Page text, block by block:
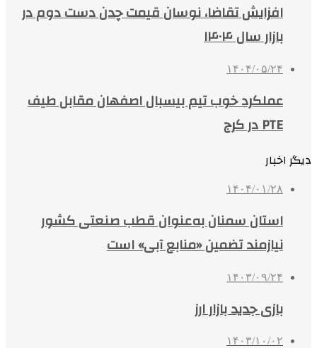
افزایش تقاضا، نوسان قیمت چدن دست دوم در
بازار سال ۱۴۰۴
۱۴۰۴/۰۵/۲۴
عملکرد خوب تیم بیسبال اصفهان مقابل طیف
PTE در کرج
دیگر اخبار
۱۴۰۴/۰۱/۲۸
استان سمنان به‌عنوان قطب صنعتی کشور
نیازمند تضمین «منابع آبی» است
۱۴۰۳/۰۹/۲۴
بازی جدید بازار ارز
۱۴۰۳/۱۰/۰۲